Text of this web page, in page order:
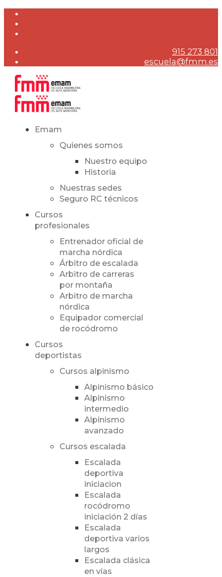
915 273 801
escuela@fmm.es
Emam
Quienes somos
Nuestro equipo
Historia
Nuestras sedes
Seguro RC técnicos
Cursos
profesionales
Entrenador oficial de
marcha nórdica
Árbitro de escalada
Arbitro de carreras
por montaña
Arbitro de marcha
nórdica
Equipador comercial
de rocódromo
Cursos
deportistas
Cursos alpinismo
Alpinismo básico
Alpinismo
intermedio
Alpinismo
avanzado
Cursos escalada
Escalada
deportiva
iniciacion
Escalada
rocódromo
iniciación 2 días
Escalada
deportiva varios
largos
Escalada clásica
en vías